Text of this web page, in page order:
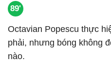
89'
Octavian Popescu thực
phải, nhưng bóng không
nào.